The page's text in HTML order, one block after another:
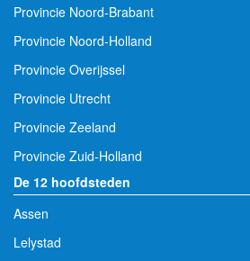
Provincie Noord-Brabant
Provincie Noord-Holland
Provincie Overijssel
Provincie Utrecht
Provincie Zeeland
Provincie Zuid-Holland
De 12 hoofdsteden
Assen
Lelystad